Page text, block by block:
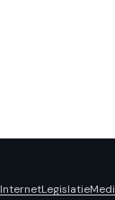
InternetLegislatie